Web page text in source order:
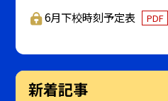
6月下校時刻予定表
PDF
新着記事